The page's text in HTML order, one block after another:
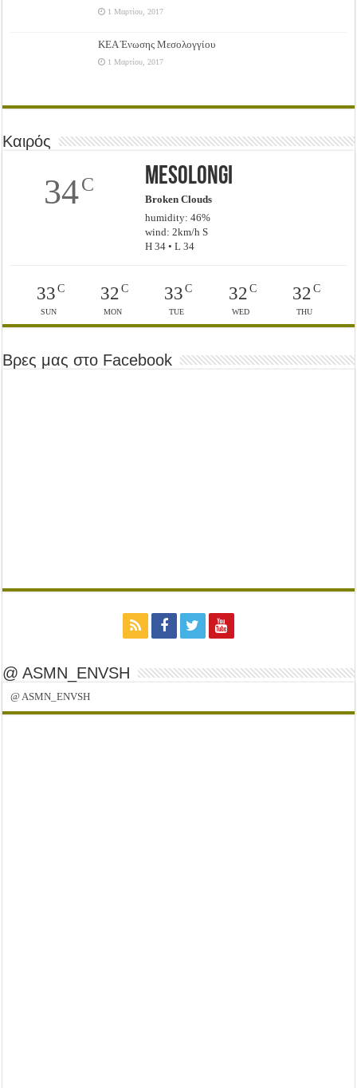
1 Μαρτίου, 2017
ΚΕΑ Ένωσης Μεσολογγίου
1 Μαρτίου, 2017
Καιρός
34C Mesolongi
Broken Clouds
humidity: 46%
wind: 2km/h S
H 34 • L 34
33C
SUN
32C
MON
33 C
TUE
32C
WED
32C
THU
Βρες μας στο Facebook
@ ASMN_ENVSH
@ ASMN_ENVSH